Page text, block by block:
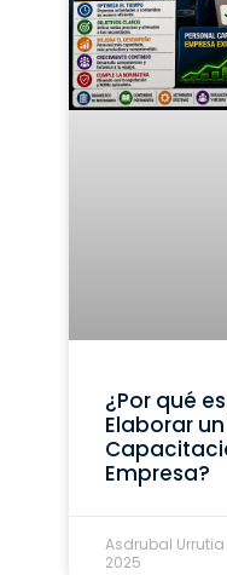
¿Por qué
Elaborar
Empresa?
Asdrubal Urrutia
2025